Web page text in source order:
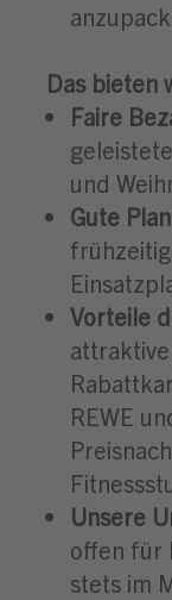
Das bieten
Faire
und
Gute
Vorteile
REWE
Unsere
offen für
stets im